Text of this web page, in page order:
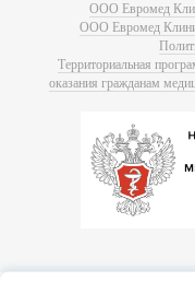
ООО Евромед
ООО Евромед
Территориальная
оказания гражданам